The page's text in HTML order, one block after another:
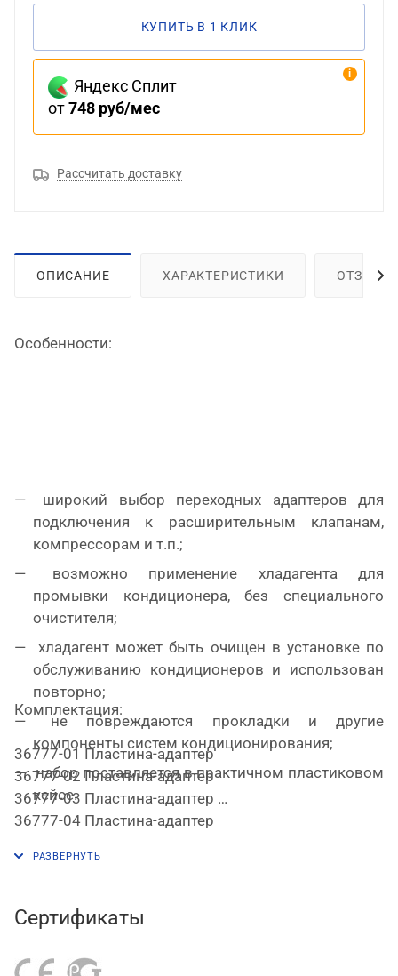
КУПИТЬ В 1 КЛИК
Яндекс Сплит
от748 руб/мес
Рассчитать доставку
ОПИСАНИЕ ХАРАКТЕРИСТИКИ ОТЗЫВЫ
Особенности:
подключения к расширительным клапанам,
компрессорам и т.п.;
промывки кондиционера, без специального
очистителя;
обслуживанию кондиционеров и использован
повторно;
компоненты систем кондиционирования;
набор поставляется в практичном пластиковом
кейсе.
Комплектация:
36777-01 Пластина-адаптер
36777-02 Пластина-адаптер
36777-03 Пластина-адаптер
36777-04 Пластина-адаптер
36777-06 Конус
36777-08 Конус
36777-09 Шайба
36777-10 Фильтр-осушитель
Сертификаты